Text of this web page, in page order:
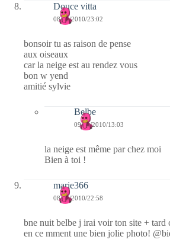
Douce vitta
08/01/2010/23:02
bonsoir tu as raison de pense
aux oiseaux
car la neige est au rendez vous
bon w yend
amitié sylvie
Belbe
09/01/2010/13:03
la neige est même par chez moi
Bien à toi !
marie366
08/01/2010/22:58
bne nuit belbe j irai voir ton site + tard
en ce mment une bien jolie photo!